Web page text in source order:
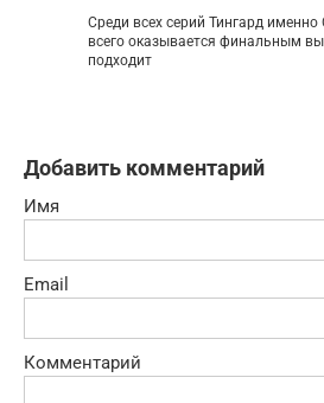
Среди всех серий Тингард
всего оказывается финальным
подходит
Добавить комментарий
Имя
Email
Комментарий